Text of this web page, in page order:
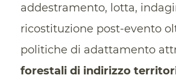
addestramento, lotta,
ricostituzione post-evento
politiche di adattamento
forestali di indirizzo